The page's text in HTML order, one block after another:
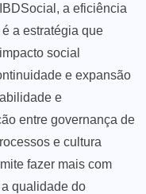
a eficiência
a estratégia que
social
e expansão
e
entre governança de
e cultura
fazer mais com
qualidade do